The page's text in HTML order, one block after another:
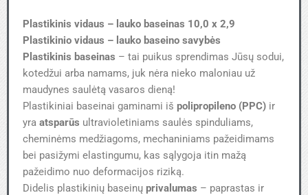
Plastikinis vidaus – lauko baseinas 10,0 x 2,9
Plastikinio vidaus – lauko baseino savybės
Plastikinis baseinas – tai puikus sprendimas Jūsų sodui,
kotedžui arba namams, juk nėra nieko maloniau už
maudynes saulėtą vasaros dieną!
Plastikiniai baseinai gaminami iš polipropileno (PPC) ir
yra atsparūs ultravioletiniams saulės spinduliams,
cheminėms medžiagoms, mechaniniams pažeidimams
bei pasižymi elastingumu, kas sąlygoja itin mažą
pažeidimo nuo deformacijos riziką.
Didelis plastikinių baseinų privalumas – paprastas ir